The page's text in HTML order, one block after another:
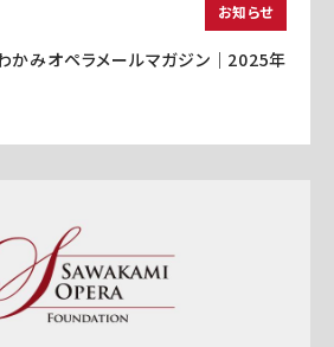
お知らせ
わかみオペラメールマガジン｜2025年